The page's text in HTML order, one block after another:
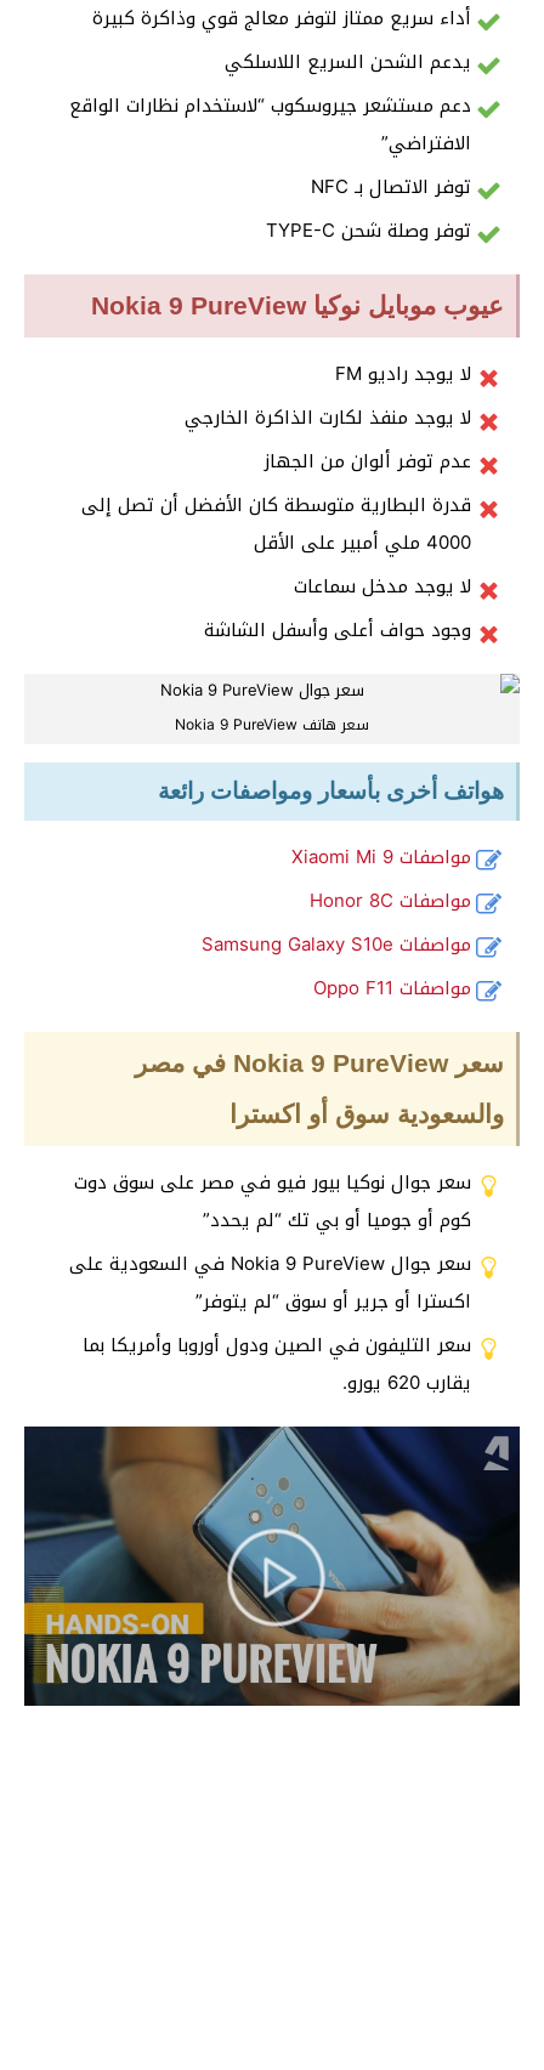
أداء سريع ممتاز لتوفر معالج قوي وذاكرة كبيرة
يدعم الشحن السريع اللاسلكي
دعم مستشعر جيروسكوب “لاستخدام نظارات الواقع
الافتراضي”
توفر الاتصال بـ NFC
توفر وصلة شحن TYPE-C
عيوب موبايل نوكيا Nokia 9 PureView
لا يوجد راديو FM
لا يوجد منفذ لكارت الذاكرة الخارجي
عدم توفر ألوان من الجهاز
قدرة البطارية متوسطة كان الأفضل أن تصل إلى
4000 ملي أمبير على الأقل
لا يوجد مدخل سماعات
وجود حواف أعلى وأسفل الشاشة
سعر هاتف Nokia 9 PureView
هواتف أخرى بأسعار ومواصفات رائعة
مواصفات Xiaomi Mi 9
مواصفات Honor 8C
مواصفات Samsung Galaxy S10e
مواصفات Oppo F11
سعر Nokia 9 PureView في مصر
والسعودية سوق أو اكسترا
سعر جوال نوكيا بيور فيو في مصر على سوق دوت
كوم أو جوميا أو بي تك “لم يحدد”
سعر جوال Nokia 9 PureView في السعودية على
اكسترا أو جرير أو سوق “لم يتوفر”
سعر التليفون في الصين ودول أوروبا وأمريكا بما
يقارب 620 يورو.